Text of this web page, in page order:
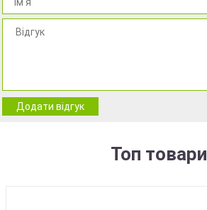
Додати відгук
Топ товари